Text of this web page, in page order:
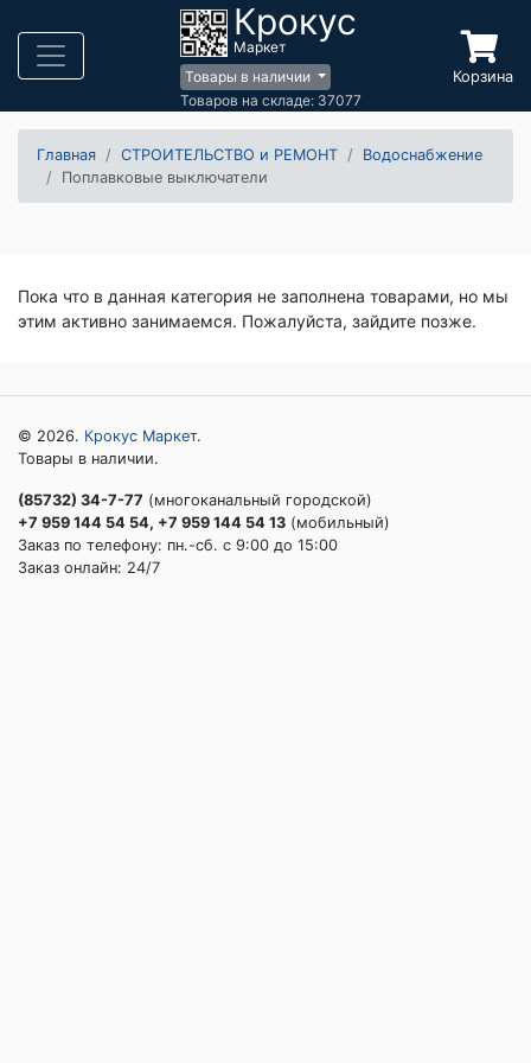
Крокус
Маркет
Товары в наличии
Товаров на складе: 37077
Корзина
Главная СТРОИТЕЛЬСТВО и РЕМОНТ
Водоснабжение
Поплавковые выключатели
Пока что в данная категория не заполнена товарами, но мы
этим активно занимаемся. Пожалуйста, зайдите позже.
© 2026. Крокус Маркет.
Товары в наличии.
(85732) 34-7-77 (многоканальный городской)
+7 959 144 54 54, +7 959 144 54 13 (мобильный)
Заказ по телефону: пн.-сб. c 9:00 до 15:00
Заказ онлайн: 24/7